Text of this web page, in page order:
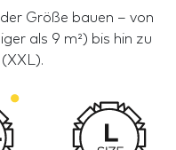
Größe bauen – von
als 9 m²) bis hin zu